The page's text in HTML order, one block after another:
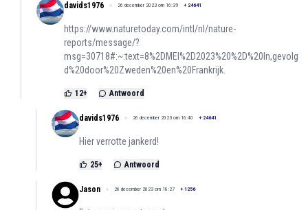
davids1976 26 december 2023 om 16:39 + 24641
https://www.naturetoday.com/intl/nl/nature-
reports/message/?
msg=30718#:~:text=8%2DMEI%2D2023%20%2D%20In,gevolg
d%20door%20Zweden%20en%20Frankrijk.
12+ Antwoord
davids1976 26 december 2023 om 16:40 + 24641
Hier verrotte jankerd!
25+ Antwoord
Jason 26 december 2023 om 18:27 + 1256